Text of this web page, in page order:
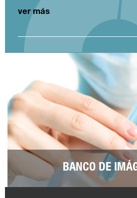
ver más
BANCO DE